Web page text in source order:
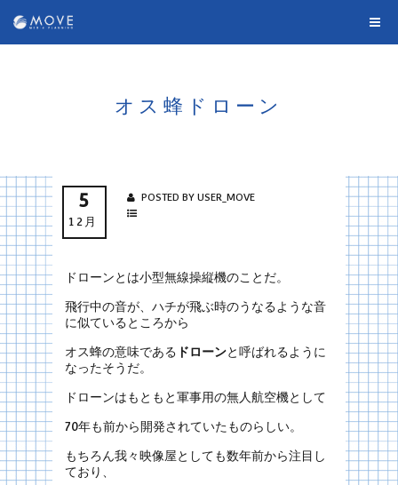
オス蜂ドローン
5
12月
POSTED BY USER_MOVE
ドローンとは小型無線操縦機のことだ。
飛行中の音が、ハチが飛ぶ時のうなるような音
に似ているところから
オス蜂の意味である ドローンと呼ばれるように
なったそうだ。
ドローンはもともと軍事用の無人航空機として
70年も前から開発されていたものらしい。
もちろん我々映像屋としても数年前から注目し
ており、